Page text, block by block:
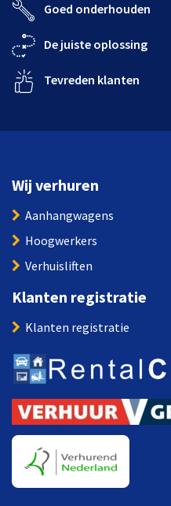
Goed onderhouden
De juiste oplossing
Tevreden klanten
Wij verhuren
Aanhangwagens
Hoogwerkers
Verhuisliften
Klanten registratie
Klanten registratie